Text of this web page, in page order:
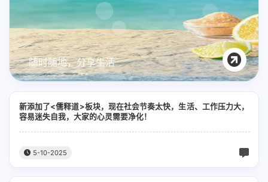
了凡四训 俞静公遇灶神记
心经 金刚经
地藏经 道德经
随时随地，分享生活
新添加了<儒释道>板块，现在社会节奏太快，生活、工作压力大，
容易迷失自我，大家的心灵需要净化！
5-10-2025